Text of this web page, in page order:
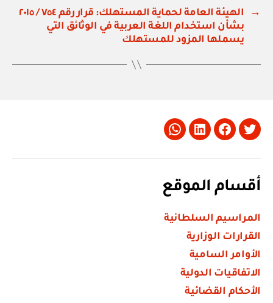
→
الهيئة العامة لحماية المستهلك: قرار رقم ٧٥٤ / ٢٠١٥
بشأن استخدام اللغة العربية في الوثائق التي
يسملها المزود للمستهلك
Twitter
Facebook
LinkedIn
Whatsapp
أقسام الموقع
المراسيم السلطانية
القرارات الوزارية
الأوامر السامية
الاتفاقيات الدولية
الأحكام القضائية